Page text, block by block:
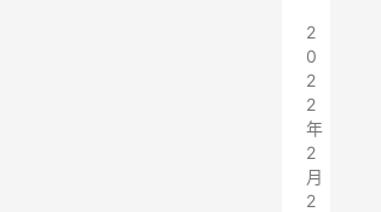
2
0
2
2
年
2
月
2